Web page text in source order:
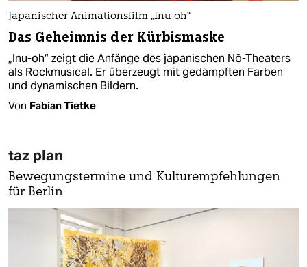
Japanischer Animationsfilm „Inu-oh“
Das Geheimnis der Kürbismaske
„Inu-oh“ zeigt die Anfänge des japanischen Nō-Theaters
als Rockmusical. Er überzeugt mit gedämpften Farben
und dynamischen Bildern.
Von Fabian Tietke
taz plan
Bewegungstermine und Kulturempfehlungen
für Berlin